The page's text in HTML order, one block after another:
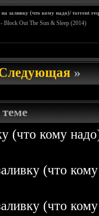
заливку (что кому надо)/ torrent
Block Out The Sun & Sleep (2014)
»
(что кому
(что
(что